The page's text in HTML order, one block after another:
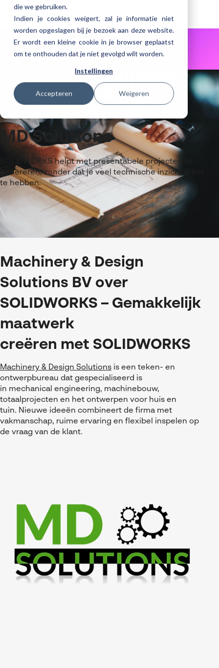
die we gebruiken.
Indien je cookies weigert, zal je informatie niet
worden opgeslagen bij je bezoek aan deze website.
Er wordt een kleine cookie in je browser geplaatst
om te onthouden dat je niet gevolgd wilt worden.
Instellingen
Accepteren Weigeren
Home Ontdek visiativ
Referenties
Mdsolutions
MD Solutions
SOLIDWORKS helpt met presentabele projecten te
genereren, zonder dat je veel technische inzicht dient
te hebben.
Machinery & Design
Solutions BV over
SOLIDWORKS – Gemakkelijk
maatwerk
creëren met SOLIDWORKS
Machinery & Design Solutions is een teken- en
ontwerpbureau dat gespecialiseerd is
in mechanical engineering, machinebouw,
totaalprojecten en het ontwerpen voor huis en
tuin. N ieuwe ideeën combineert de firma met
vakmanschap, ruime ervaring en flexibel inspelen op
de vraag van de klant.